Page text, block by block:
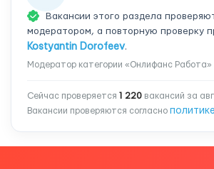
Вакансии этого раздела
модератором, а повторную проверку
Kostyantin Dorofeev.
Модератор категории «Онлифанс Работа»
Сейчас проверяется 1 220 вакансий за
Вакансии проверяются согласно